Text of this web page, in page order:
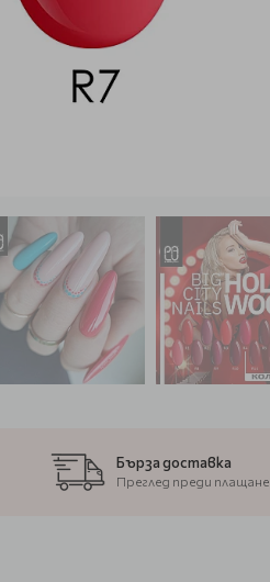
Бърза доставка
Преглед преди плащане